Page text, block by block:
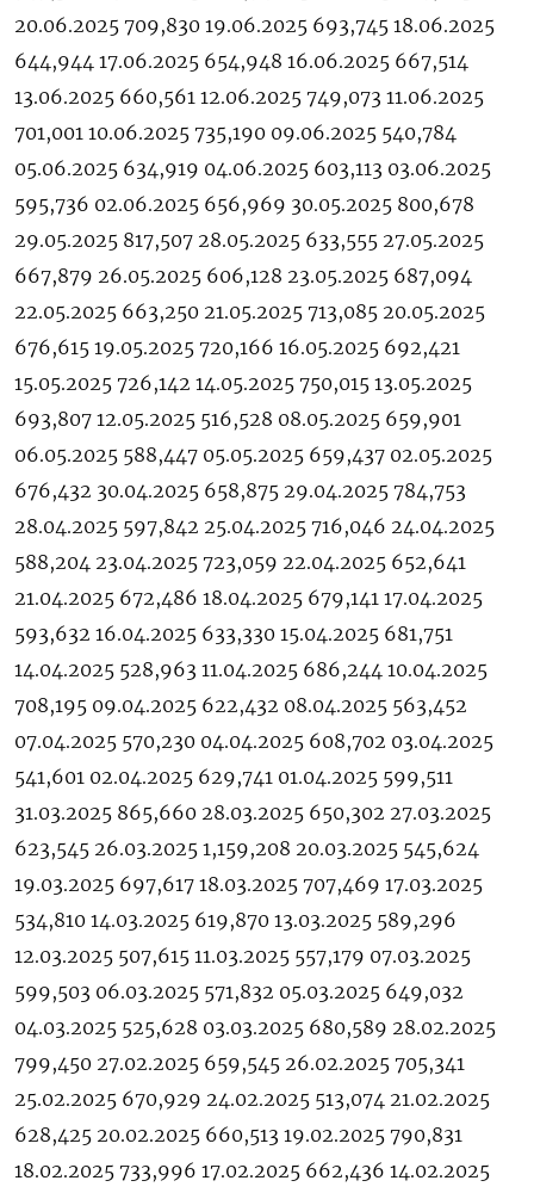
20.06.2025 709,830 19.06.2025 693,745 18.06.2025
644,944 17.06.2025 654,948 16.06.2025 667,514
13.06.2025 660,561 12.06.2025 749,073 11.06.2025
701,001 10.06.2025 735,190 09.06.2025 540,784
05.06.2025 634,919 04.06.2025 603,113 03.06.2025
595,736 02.06.2025 656,969 30.05.2025 800,678
29.05.2025 817,507 28.05.2025 633,555 27.05.2025
667,879 26.05.2025 606,128 23.05.2025 687,094
22.05.2025 663,250 21.05.2025 713,085 20.05.2025
676,615 19.05.2025 720,166 16.05.2025 692,421
15.05.2025 726,142 14.05.2025 750,015 13.05.2025
693,807 12.05.2025 516,528 08.05.2025 659,901
06.05.2025 588,447 05.05.2025 659,437 02.05.2025
676,432 30.04.2025 658,875 29.04.2025 784,753
28.04.2025 597,842 25.04.2025 716,046 24.04.2025
588,204 23.04.2025 723,059 22.04.2025 652,641
21.04.2025 672,486 18.04.2025 679,141 17.04.2025
593,632 16.04.2025 633,330 15.04.2025 681,751
14.04.2025 528,963 11.04.2025 686,244 10.04.2025
708,195 09.04.2025 622,432 08.04.2025 563,452
07.04.2025 570,230 04.04.2025 608,702 03.04.2025
541,601 02.04.2025 629,741 01.04.2025 599,511
31.03.2025 865,660 28.03.2025 650,302 27.03.2025
623,545 26.03.2025 1,159,208 20.03.2025 545,624
19.03.2025 697,617 18.03.2025 707,469 17.03.2025
534,810 14.03.2025 619,870 13.03.2025 589,296
12.03.2025 507,615 11.03.2025 557,179 07.03.2025
599,503 06.03.2025 571,832 05.03.2025 649,032
04.03.2025 525,628 03.03.2025 680,589 28.02.2025
799,450 27.02.2025 659,545 26.02.2025 705,341
25.02.2025 670,929 24.02.2025 513,074 21.02.2025
628,425 20.02.2025 660,513 19.02.2025 790,831
18.02.2025 733,996 17.02.2025 662,436 14.02.2025